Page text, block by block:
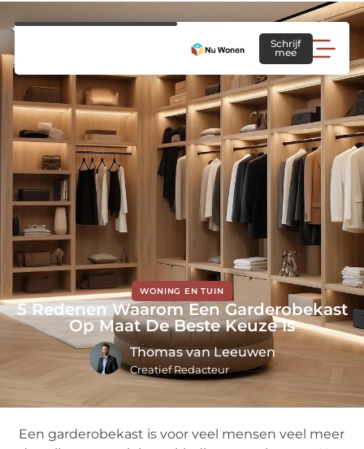
Schrijf
mee
WONING EN TUIN
5 Redenen Waarom Een Garderobekast
Op Maat De Beste Keuze Is
Thomas van Leeuwen
Creatief Redacteur
Een garderobekast is voor veel mensen veel meer